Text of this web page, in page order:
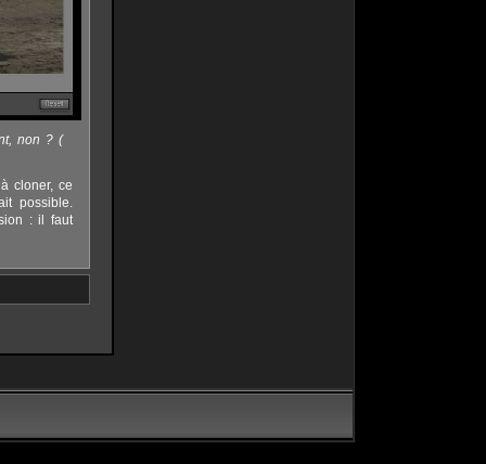
non ? (
cloner, ce
possible.
: il faut